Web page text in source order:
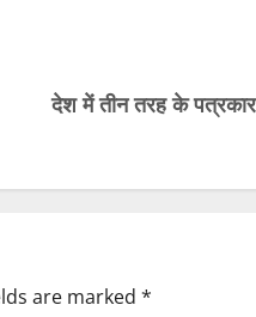
देश में तीन तरह के
are marked *